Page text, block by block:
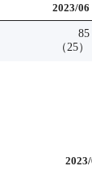
2023/06
85
（ 25）
2023/